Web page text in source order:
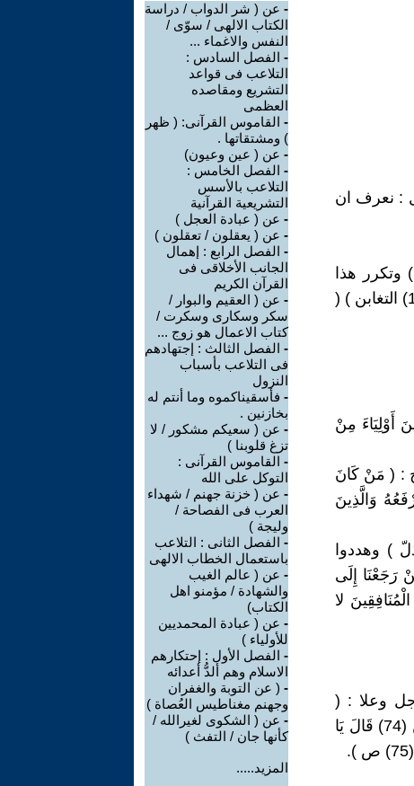
وَشِقَاقٍ (2) ص ) . السؤال : نعرف ان
وتكرر هذا
كثيرا فى القرآن الكريم ، ومنه ( عَالِمُ الْغَيْبِ وَالشَّهَادَةِ الْعَزِيزُ الْحَكِيمُ (18) التغابن ) (
الْكَافِرِينَ أَوْلِيَاءَ مِنْ
: ( مَنْ كَانَ
وَالَّذِينَ
) وهددوا
رَجَعْنَا إِلَى
لا
جل وعلا : (
فَسَجَدَ الْمَلائِكَةُ كُلُّهُمْ أَجْمَعُونَ (73) إِلاَّ إِبْلِيسَ اسْتَكْبَرَ وَكَانَ مِنْ الْكَافِرِينَ (74) قَالَ يَا
- عن ( شر الدواب / دراسة
الكتاب الالهى / سوّى /
النفس والاغماء ...
- الفصل السادس :
التلاعب فى قواعد
التشريع ومقاصده
العظمى
- القاموس القرآنى: ( ظهر
) ومشتقاتها .
- عن ( عين وعيون)
- الفصل الخامس :
التلاعب بالأسس
التشريعية القرآنية
- عن ( عبادة العجل )
- عن ( يعقلون / تعقلون )
- الفصل الرابع : إهمال
الجانب الأخلاقى فى
القرآن الكريم
- عن ( العقيم والبوار /
سكر وسكارى وسكرت /
كتاب الاعمال هو زوج ...
- الفصل الثالث : إجتهادهم
فى التلاعب بأسباب
النزول
- فأسقيناكموه وما أنتم له
بخازنين .
- عن ( سعيكم مشكور / لا
تزغ قلوبنا )
- القاموس القرآنى :
التوكل على الله
- عن ( خزنة جهنم / شهداء
العرب فى الفصاحة /
وليجة )
- الفصل الثانى : التلاعب
باستعمال الخطاب الالهى
- عن ( عالم الغيب
والشهادة / مؤمنو اهل
الكتاب)
- عن ( عبادة المحمديين
للأولياء )
- الفصل الأول : إحتكارهم
الاسلام وهم ألدُّ أعدائه
- ( عن التوبة والغفران
وجهنم مغناطيس العُصاة )
- عن ( الشكوى لغيرالله /
كأنها جان / التفث )
المزيد.....